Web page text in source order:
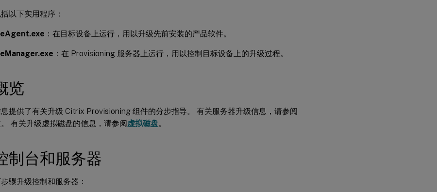
以下实用程序：
：在目标设备上运行，用以升级先前安装的产品软件。
：在 Provisioning 服务器上运行，用以控制目标设备上的升级过程。
览
提供了有关升级 Citrix Provisioning 组件的分步指导。 有关服务器升级信息，请参阅
有关升级虚拟磁盘的信息，请参阅虚拟磁盘。
制台和服务器
骤升级控制和服务器：